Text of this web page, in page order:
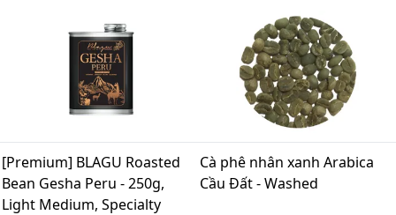
[Premium] BLAGU Roasted
Bean Gesha Peru - 250g,
Light Medium, Specialty
Cà phê nhân xanh Arabica
Cầu Đất - Washed